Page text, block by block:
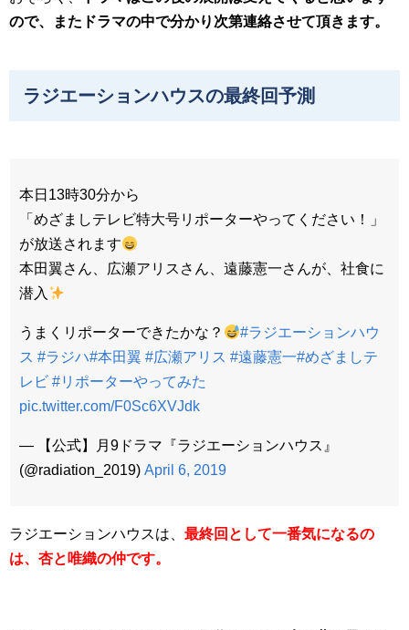
ので、またドラマの中で分かり次第連絡させて頂きます。
ラジエーションハウスの最終回予測
本日13時30分から
「めざましテレビ特大号リポーターやってください！」
が放送されます
本田翼さん、広瀬アリスさん、遠藤憲一さんが、社食に
潜入
うまくリポーターできたかな？
#ラジエーションハウ
ス #ラジハ#本田翼 #広瀬アリス #遠藤憲一#めざましテ
レビ #リポーターやってみた
pic.twitter.com/F0Sc6XVJdk
— 【公式】月9ドラマ『ラジエーションハウス』
(@radiation_2019) April 6, 2019
ラジエーションハウスは、 最終回として一番気になるの
は、杏と唯織の仲です。